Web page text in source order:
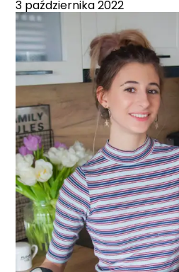
3 października 2022